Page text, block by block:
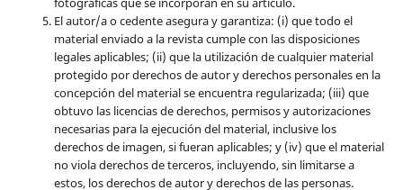
El autor/a o cedente asegura y garantiza: (i) que todo el
material enviado a la revista cumple con las disposiciones
legales aplicables; (ii) que la utilización de cualquier material
protegido por derechos de autor y derechos personales en la
concepción del material se encuentra regularizada; (iii) que
obtuvo las licencias de derechos, permisos y autorizaciones
necesarias para la ejecución del material, inclusive los
derechos de imagen, si fueran aplicables; y (iv) que el material
no viola derechos de terceros, incluyendo, sin limitarse a
estos, los derechos de autor y derechos de las personas.